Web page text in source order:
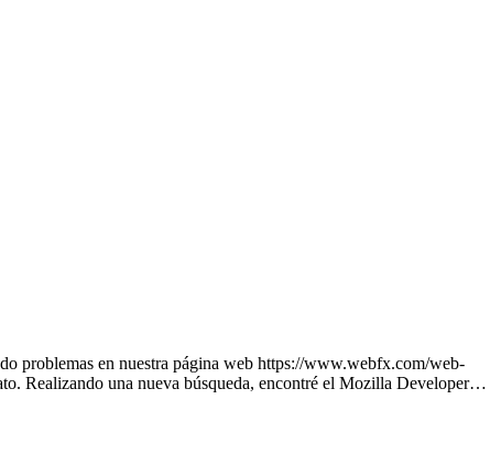
problemas en nuestra página web https://www.webfx.com/web-
Realizando una nueva búsqueda, encontré el Mozilla Developer…